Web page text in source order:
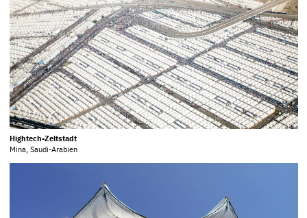
Hightech-Zeltstadt
Mina, Saudi-Arabien